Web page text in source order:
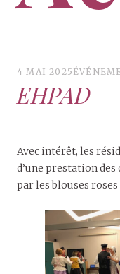
4 MAI 2025
EHPAD
Avec intérêt, les
d’une prestation
par les blouses